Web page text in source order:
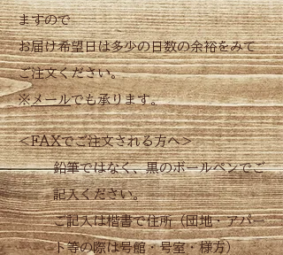
ますので
お届け希望日は多少の日数の余裕をみて
ご注文ください。
​※メールでも承ります。
＜FAXでご注文される方へ＞
鉛筆ではなく、黒のボールペンでご
記入ください。
ご記入は楷書で住所（団地・アパー
ト等の際は号館・号室・様方）